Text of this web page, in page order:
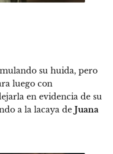
su huida, pero
luego con
en evidencia de su
a la lacaya de Juana